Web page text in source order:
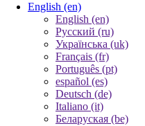
English (en)
English (en)
Русский (ru)
Українська (uk)
Français (fr)
Português (pt)
español (es)
Deutsch (de)
Italiano (it)
Беларуская (be)